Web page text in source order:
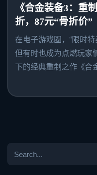
《合金装备3：重
折，87元“骨折价”
在电子游戏圈，“限时特
但有时也成为点燃玩家
下的经典重制之作《合